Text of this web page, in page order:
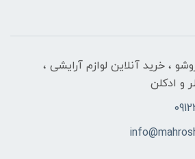
، خرید آنلاین لوازم آرایشی ،
و ادکلن